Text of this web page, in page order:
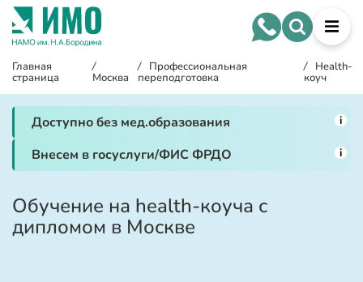
Главная
страница
/
Москва
/ Профессиональная
переподготовка
/ Health-
коуч
Доступно без мед.образования i
Внесем в госуслуги/ФИС ФРДО i
Обучение на health-коуча с
дипломом в Москве